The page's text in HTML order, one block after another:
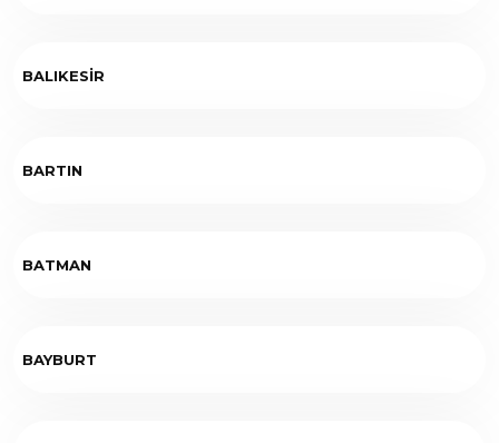
BALIKESİR
BARTIN
BATMAN
BAYBURT